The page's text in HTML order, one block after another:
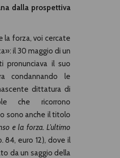
dalla prospettiva
la forza, voi cercate
il 30 maggio di un
pronunciava il suo
condannando le
dittatura di
che ricorrono
sono anche il titolo
e la forza. L’ultimo
84, euro 12), dove il
da un saggio della